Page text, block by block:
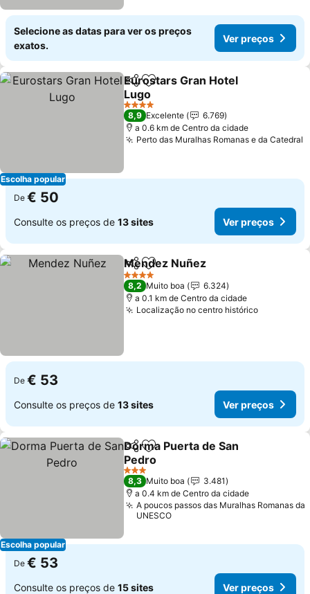
Selecione as datas para ver os preços
exatos.
Ver preços
Escolha popular
PartilharAdicionar aos favoritos
Eurostars Gran Hotel
Lugo
Ver preços
4 Estrelas
8,9 Excelente
6.769
a 0.6 km de Centro da cidade
Perto das Muralhas Romanas e da Catedral
De € 50
Consulte os preços de 13 sites Ver preços
PartilharAdicionar aos favoritos
Mendez Nuñez
4 Estrelas
8,2 Muito boa
6.324
a 0.1 km de Centro da cidade
Localização no centro históricoVer
De € 53
Consulte os preços de 13 sites Ver preços
Escolha popular
PartilharAdicionar aos favoritos
Dorma Puerta de San
Pedro
Ver preços
3 Estrelas
8,3 Muito boa
3.481
a 0.4 km de Centro da cidade
A poucos passos das Muralhas Romanas da
UNESCO
De € 53
Consulte os preços de 15 sites Ver preços